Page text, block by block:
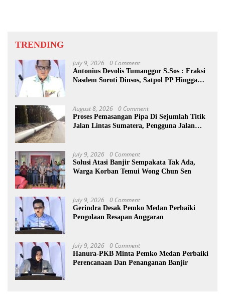
TRENDING
July 9, 2026 0 Comment
Antonius Devolis Tumanggor S.Sos : Fraksi
Nasdem Soroti Dinsos, Satpol PP Hingga
August 8, 2026 0 Comment
Proses Pemasangan Pipa Di Sejumlah Titik
Jalan Lintas Sumatera, Pengguna Jalan
July 9, 2026 0 Comment
Solusi Atasi Banjir Sempakata Tak Ada,
Warga Korban Temui Wong Chun Sen
July 9, 2026 0 Comment
Gerindra Desak Pemko Medan Perbaiki
Pengolaan Resapan Anggaran
July 9, 2026 0 Comment
Hanura-PKB Minta Pemko Medan Perbaiki
Perencanaan Dan Penanganan Banjir